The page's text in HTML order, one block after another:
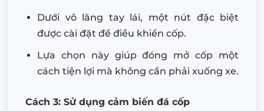
Dưới vô lăng tay lái, một nút đặc biệt
được cài đặt để điều khiển cốp.
Lựa chọn này giúp đóng mở cốp một
cách tiện lợi mà không cần phải xuống xe.
Cách 3: Sử dụng cảm biến đá cốp